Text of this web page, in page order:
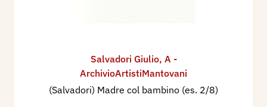
Salvadori Giulio, A -
ArchivioArtistiMantovani
(Salvadori) Madre col bambino (es. 2/8)